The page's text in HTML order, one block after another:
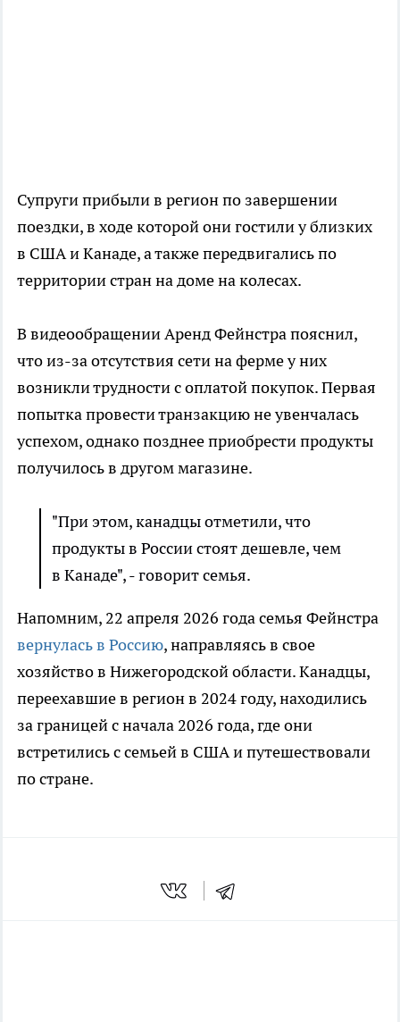
Супруги прибыли в регион по завершении
поездки, в ходе которой они гостили у близких
в США и Канаде, а также передвигались по
территории стран на доме на колесах.
В видеообращении Аренд Фейнстра пояснил,
что из-за отсутствия сети на ферме у них
возникли трудности с оплатой покупок. Первая
попытка провести транзакцию не увенчалась
успехом, однако позднее приобрести продукты
получилось в другом магазине.
"При этом, канадцы отметили, что
продукты в России стоят дешевле, чем
в Канаде", - говорит семья.
Напомним, 22 апреля 2026 года семья Фейнстра
вернулась в Россию, направляясь в свое
хозяйство в Нижегородской области. Канадцы,
переехавшие в регион в 2024 году, находились
за границей с начала 2026 года, где они
встретились с семьей в США и путешествовали
по стране.